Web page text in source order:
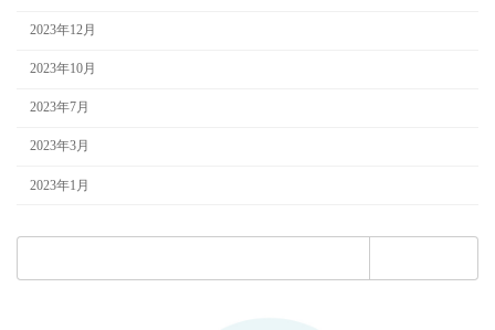
2023年12月
2023年10月
2023年7月
2023年3月
2023年1月